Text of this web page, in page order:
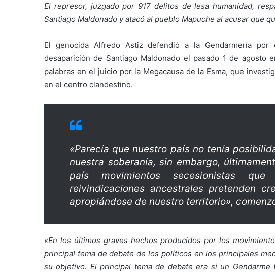
El represor, juzgado por 917 delitos de lesa humanidad,
Santiago Maldonado y atacó al pueblo Mapuche al acusar que
El genocida Alfredo Astiz defendió a la Gendarmería
desaparición de Santiago Maldonado el pasado 1 de agosto
palabras en el juicio por la Megacausa de la Esma, que
en el centro clandestino.
«Parecía que nuestro país no tenía
nuestra soberanía, sin embargo,
país movimientos secesionistas que
reivindicaciones ancestrales pretenden
apropiándose de nuestro territorio»,
«En los últimos graves hechos producidos por los
principal tema de debate de los políticos en los principales
su objetivo. El principal tema de debate era si un